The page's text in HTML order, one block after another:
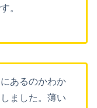
。
あるのかわか
ました。薄い